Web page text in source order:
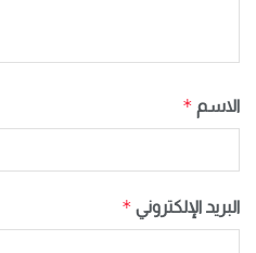
الاسم *
البريد الإلكتروني *